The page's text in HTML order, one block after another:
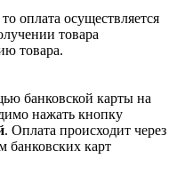
оплата осуществляется
товара
товара.
банковской карты на
нажать кнопку
. Оплата происходит через
карт